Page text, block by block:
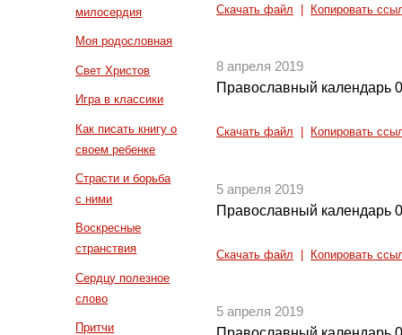
милосердия
Моя родословная
Свет Христов
Игра в классики
Как писать книгу о
своем ребенке
Страсти и борьба
с ними
Воскресные
странствия
Сердцу полезное
слово
Притчи
Скачать файл Копировать
8 апреля 2019
Православный календарь
Скачать файл Копировать
5 апреля 2019
Православный календарь
Скачать файл Копировать
5 апреля 2019